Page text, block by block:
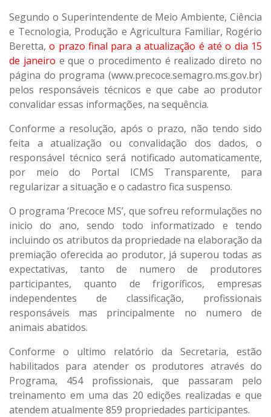
Segundo o Superintendente de Meio Ambiente, Ciência
e Tecnologia, Produção e Agricultura Familiar, Rogério
Beretta, o prazo final para a atualização é até o dia 15
de janeiro e que o procedimento é realizado direto no
página do programa (www.precoce.semagro.ms.gov.br)
pelos responsáveis técnicos e que cabe ao produtor
convalidar essas informações, na sequência.
Conforme a resolução, após o prazo, não tendo sido
feita a atualização ou convalidação dos dados, o
responsável técnico será notificado automaticamente,
por meio do Portal ICMS Transparente, para
regularizar a situação e o cadastro fica suspenso.
O programa ‘Precoce MS’, que sofreu reformulações no
inicio do ano, sendo todo informatizado e tendo
incluindo os atributos da propriedade na elaboração da
premiação oferecida ao produtor, já superou todas as
expectativas, tanto de numero de produtores
participantes, quanto de frigoríficos, empresas
independentes de classificação, profissionais
responsáveis mas principalmente no numero de
animais abatidos.
Conforme o ultimo relatório da Secretaria, estão
habilitados para atender os produtores através do
Programa, 454 profissionais, que passaram pelo
treinamento em uma das 20 edições realizadas e que
atendem atualmente 859 propriedades participantes.